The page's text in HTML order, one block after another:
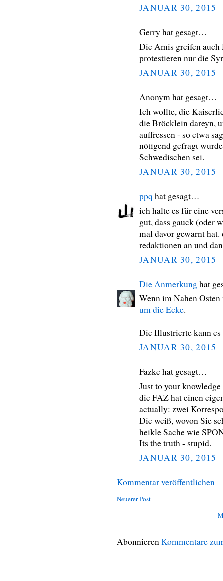
JANUAR 30, 2015
Gerry hat gesagt…
Die Amis greifen auch
protestieren nur die
JANUAR 30, 2015
Anonym hat gesagt…
Ich wollte, die
die Bröcklein dareyn,
auffressen - so etwa
nötigend gefragt
Schwedischen sei.
JANUAR 30, 2015
ppq hat gesagt…
ich halte es für eine
gut, dass gauck (oder
mal davor gewarnt
redaktionen an und
JANUAR 30, 2015
Die Anmerkunghat
Wenn im Nahen
um die Ecke.
Die Illustrierte kann es
JANUAR 30, 2015
Fazke hat gesagt…
Just to your
die FAZ hat einen
actually: zwei
Die weiß, wovon Sie
heikle Sache wie
Its the truth - stupid.
JANUAR 30, 2015
Kommentar veröffentlichen
Neuerer Post
AbonnierenKommentare